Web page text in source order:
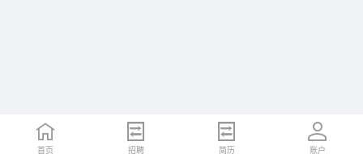
首页 招聘 简历 账户